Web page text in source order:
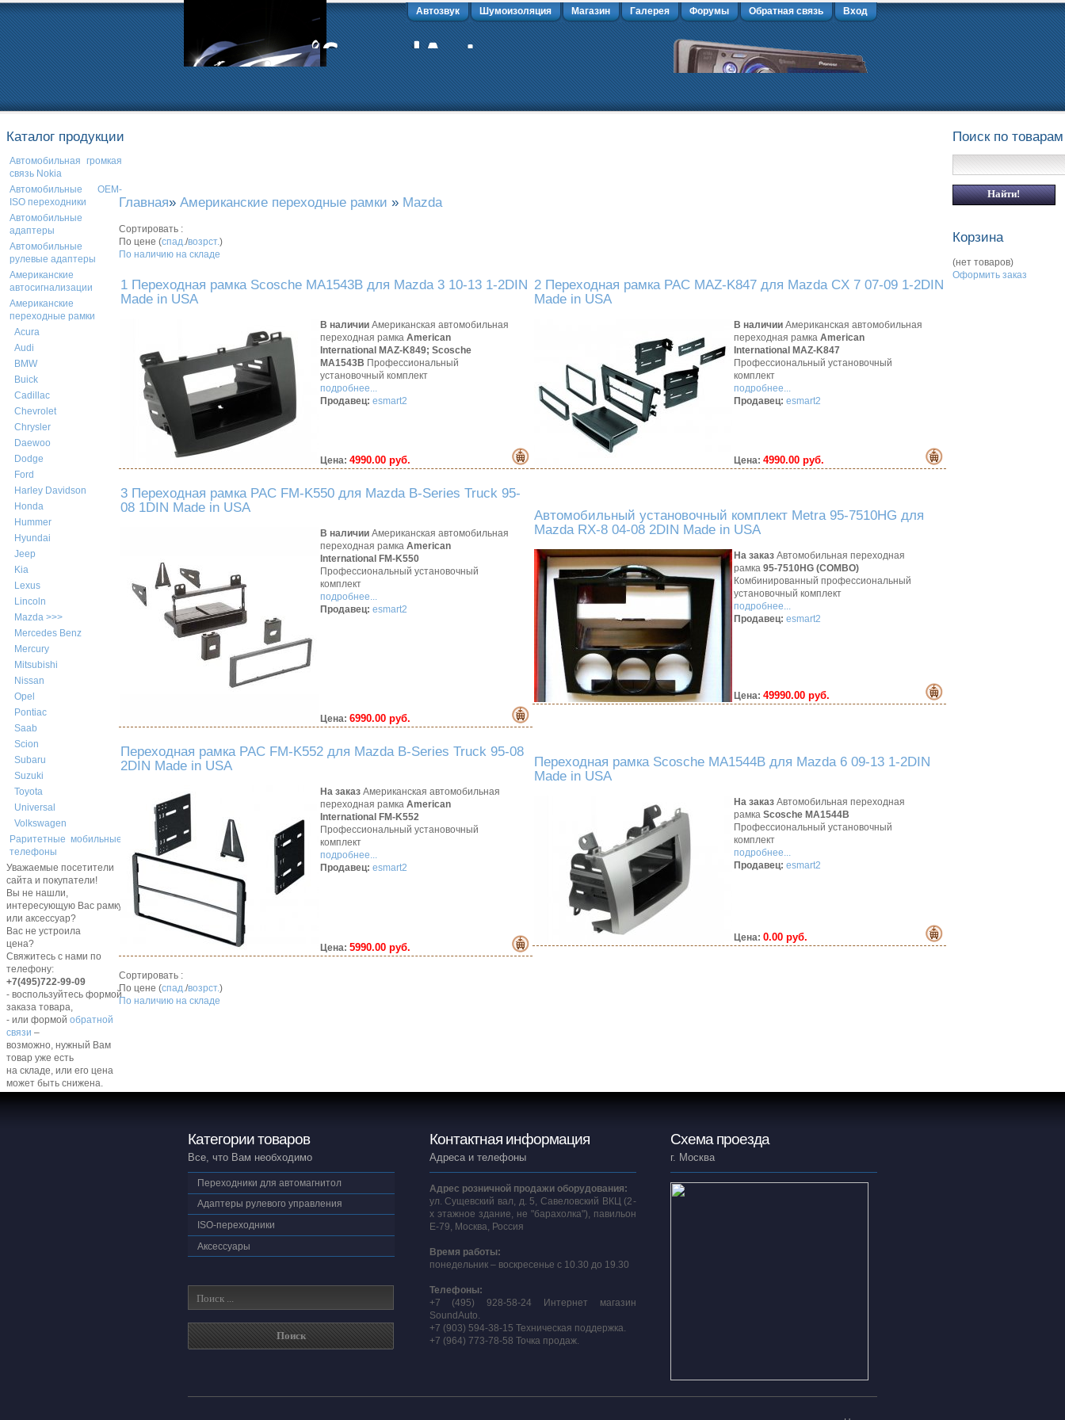
Автозвук Шумоизоляция Магазин Галерея Форумы Обратная связь Вход
Каталог продукции
Автомобильная громкая
связь Nokia
Автомобильные OEM-
ISO переходники
Автомобильные
адаптеры
Автомобильные
рулевые адаптеры
Американские
автосигнализации
Американские
переходные рамки
Acura
Audi
BMW
Buick
Cadillac
Chevrolet
Chrysler
Daewoo
Dodge
Ford
Harley Davidson
Honda
Hummer
Hyundai
Jeep
Kia
Lexus
Lincoln
Mazda >>>
Mercedes Benz
Mercury
Mitsubishi
Nissan
Opel
Pontiac
Saab
Scion
Subaru
Suzuki
Toyota
Universal
Volkswagen
Раритетные мобильные
телефоны
Уважаемые посетители
сайта и покупатели!
Вы не нашли,
интересующую Вас рамку,
или аксессуар?
Вас не устроила
цена?
Свяжитесь с нами по
телефону:
+7(495)722-99-09
- воспользуйтесь формой
заказа товара,
- или формой обратной
связи –
возможно, нужный Вам
товар уже есть
на складе, или его цена
может быть снижена.
Главная» Американские переходные рамки » Mazda
Сортировать :
По цене (спад./возрст.)
По наличию на складе
1 Переходная рамка Scosche MA1543B для Mazda 3 10-13 1-2DIN
Made in USA
В наличии Американская автомобильная
переходная рамка American
International MAZ-K849; Scosche
MA1543B Профессиональный
установочный комплект
подробнее...
Продавец: esmart2
Цена: 4990.00 руб.
2 Переходная рамка PAC MAZ-K847 для Mazda CX 7 07-09 1-2DIN
Made in USA
В наличии Американская автомобильная
переходная рамка American
International MAZ-K847
Профессиональный установочный
комплект
подробнее...
Продавец: esmart2
Цена: 4990.00 руб.
3 Переходная рамка PAC FM-K550 для Mazda B-Series Truck 95-
08 1DIN Made in USA
В наличии Американская автомобильная
переходная рамка American
International FM-K550
Профессиональный установочный
комплект
подробнее...
Продавец: esmart2
Цена: 6990.00 руб.
Автомобильный установочный комплект Metra 95-7510HG для
Mazda RX-8 04-08 2DIN Made in USA
На заказ Автомобильная переходная
рамка 95-7510HG (COMBO)
Комбинированный профессиональный
установочный комплект
подробнее...
Продавец: esmart2
Цена: 49990.00 руб.
Переходная рамка PAC FM-K552 для Mazda B-Series Truck 95-08
2DIN Made in USA
На заказ Американская автомобильная
переходная рамка American
International FM-K552
Профессиональный установочный
комплект
подробнее...
Продавец: esmart2
Цена: 5990.00 руб.
Переходная рамка Scosche MA1544B для Mazda 6 09-13 1-2DIN
Made in USA
На заказ Автомобильная переходная
рамка Scosche MA1544B
Профессиональный установочный
комплект
подробнее...
Продавец: esmart2
Цена: 0.00 руб.
Сортировать :
По цене (спад./возрст.)
По наличию на складе
Поиск по товарам
Корзина
(нет товаров)
Оформить заказ
Категории товаров
Все, что Вам необходимо
Переходники для автомагнитол
Адаптеры рулевого управления
ISO-переходники
Аксессуары
Контактная информация
Адреса и телефоны
Адрес розничной продажи оборудования:
ул. Сущевский вал, д. 5, Савеловский ВКЦ (2-
х этажное здание, не "барахолка"), павильон
E-79, Москва, Россия
Время работы:
понедельник – воскресенье с 10.30 до 19.30
Телефоны:
+7 (495) 928-58-24 Интернет магазин
SoundAuto.
+7 (903) 594-38-15 Техническая поддержка.
+7 (964) 773-78-58 Точка продаж.
Схема проезда
г. Москва